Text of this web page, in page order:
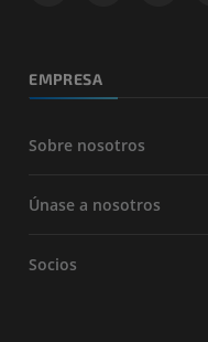
EMPRESA
Sobre nosotros
Únase a nosotros
Socios